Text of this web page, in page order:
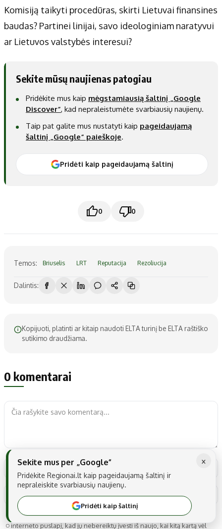
Komisiją taikyti procedūras, skirti Lietuvai finansines
baudas? Partinei linijai, savo ideologiniam naratyvui
ar Lietuvos valstybės interesui?
Sekite mūsų naujienas patogiau
Pridėkite mus kaip mėgstamiausią šaltinį „Google
Discover“, kad nepraleistumėte svarbiausių naujienų.
Taip pat galite mus nustatyti kaip pageidaujamą
šaltinį „Google“ paieškoje.
Pridėti kaip pageidaujamą šaltinį
0 0
Temos: Briuselis LRT Reputacija Rezoliucija
Dalintis:
Kopijuoti, platinti ar kitaip naudoti ELTA turinį be ELTA raštiško
sutikimo draudžiama.
0 komentarai
Noriu savo interneto naršyklėje išsaugoti vardą, el. pašto adresą ir
interneto puslapį, kad jų nebereiktų įvesti iš naujo, kai kitą kartą vėl
×
Sekite mus per „Google“
Pridėkite Regionai.lt kaip pageidaujamą šaltinį ir
nepraleiskite svarbiausių naujienų.
Pridėti kaip šaltinį